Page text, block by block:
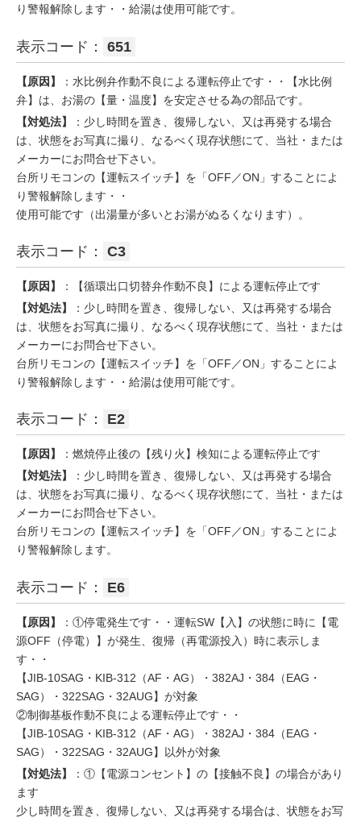
り警報解除します・・給湯は使用可能です。
表示コード： 651
【原因】
：水比例弁作動不良による運転停止です・・【水比例
弁】は、お湯の【量・温度】を安定させる為の部品です。
【対処法】
：少し時間を置き、復帰しない、又は再発する場合
は、状態をお写真に撮り、なるべく現存状態にて、当社・または
メーカーにお問合せ下さい。
台所リモコンの【運転スイッチ】を「OFF／ON」することによ
り警報解除します・・
使用可能です（出湯量が多いとお湯がぬるくなります）。
表示コード： C3
【原因】
：【循環出口切替弁作動不良】による運転停止です
【対処法】
：少し時間を置き、復帰しない、又は再発する場合
は、状態をお写真に撮り、なるべく現存状態にて、当社・または
メーカーにお問合せ下さい。
台所リモコンの【運転スイッチ】を「OFF／ON」することによ
り警報解除します・・給湯は使用可能です。
表示コード： E2
【原因】
：燃焼停止後の【残り火】検知による運転停止です
【対処法】
：少し時間を置き、復帰しない、又は再発する場合
は、状態をお写真に撮り、なるべく現存状態にて、当社・または
メーカーにお問合せ下さい。
台所リモコンの【運転スイッチ】を「OFF／ON」することによ
り警報解除します。
表示コード： E6
【原因】
：①停電発生です・・運転SW【入】の状態に時に【電
源OFF（停電）】が発生、復帰（再電源投入）時に表示しま
す・・
【JIB-10SAG・KIB-312（AF・AG）・382AJ・384（EAG・
SAG）・322SAG・32AUG】が対象
②制御基板作動不良による運転停止です・・
【JIB-10SAG・KIB-312（AF・AG）・382AJ・384（EAG・
SAG）・322SAG・32AUG】以外が対象
【対処法】
：①【電源コンセント】の【接触不良】の場合があり
ます
少し時間を置き、復帰しない、又は再発する場合は、状態をお写